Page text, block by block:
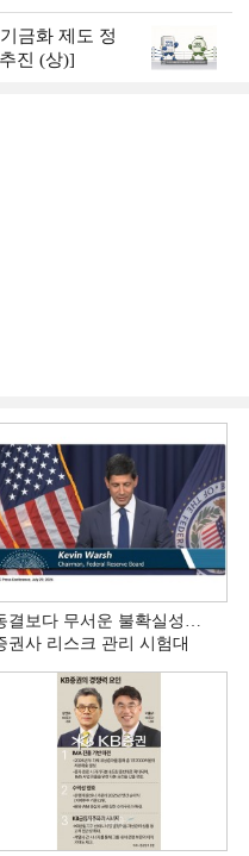
금화 제도 정
진 (상)]
결보다 무서운 불확실성…
권사 리스크 관리 시험대